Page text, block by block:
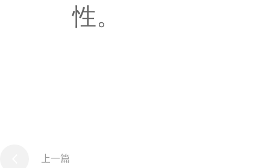
性。
上一篇